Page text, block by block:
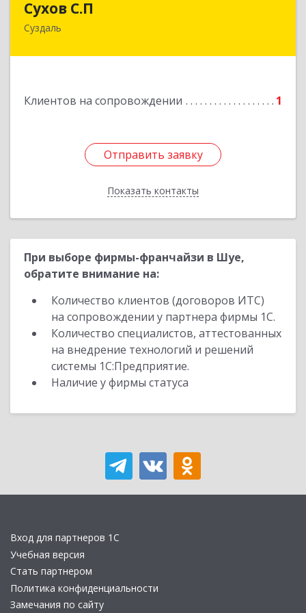
Сухов С.П
Суздаль
Клиентов на сопровождении 1
Отправить заявку
Показать контакты
Отправить заявку
Назад
При выборе фирмы-франчайзи в Шуе,
обратите внимание на:
Количество клиентов (договоров ИТС)
на сопровождении у партнера фирмы 1С.
Количество специалистов, аттестованных
на внедрение технологий и решений
системы 1С:Предприятие.
Наличие у фирмы статуса
Вход для партнеров 1С
Учебная версия
Стать партнером
Политика конфиденциальности
Замечания по сайту